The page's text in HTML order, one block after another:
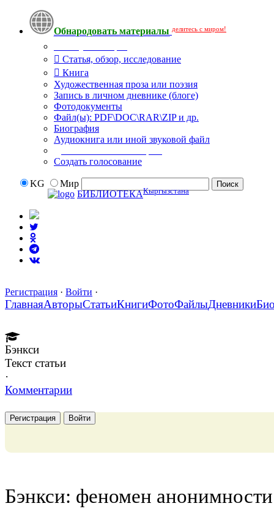
Обнародовать материалы делитесь с миром!
Статья, обзор, исследование
Книга
Художественная проза или поэзия
Запись в личном дневнике (блоге)
Фотодокументы
Файл(ы): PDF\DOC\RAR\ZIP и др.
Биография
Аудиокнига или иной звуковой файл
Создать голосование
KG
Мир
БИБЛИОТЕКАКыргызстана
Регистрация · Войти ·
ГлавнаяАвторыСтатьиКнигиФотоФайлыДневники
Бэнкси
Текст статьи
·
Комментарии
Регистрация Войти
Бэнкси: феномен